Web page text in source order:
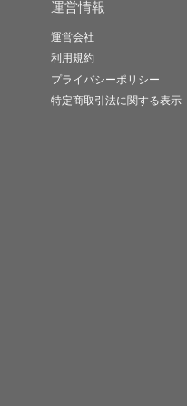
運営情報
運営会社
利用規約
プライバシーポリシー
特定商取引法に関する表示